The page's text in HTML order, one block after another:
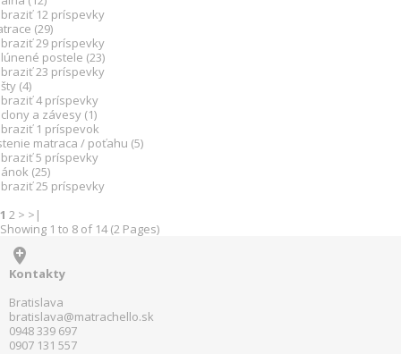
12 príspevky
(29)
29 príspevky
postele (23)
23 príspevky
(4)
4 príspevky
a závesy (1)
1 príspevok
matraca / poťahu (5)
5 príspevky
(25)
25 príspevky
1 2 > >|
Showing 1 to 8 of 14 (2 Pages)

Kontakty
Bratislava
bratislava@matrachello.sk
0948 339 697
0907 131 557